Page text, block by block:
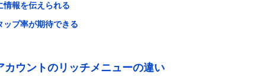
情報を伝えられる
ップ率が期待できる
ウントのリッチメニューの違い